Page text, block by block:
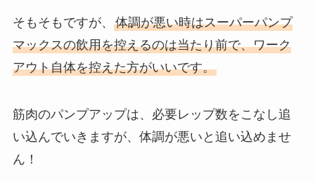
そもそもですが、 体調が悪い時はスーパーパンプ
マックスの飲用を控えるのは当たり前で、ワーク
アウト自体を控えた方がいいです。
筋肉のパンプアップは、必要レップ数をこなし追
い込んでいきますが、体調が悪いと追い込めませ
ん！